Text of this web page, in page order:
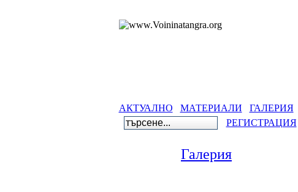
АКТУАЛНО МАТЕРИАЛИ ГАЛЕРИЯ
РЕГИСТРАЦИЯ
Галерия